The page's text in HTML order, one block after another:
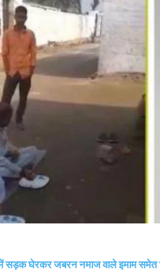
सड़क घेरकर जबरन नमाज वाले इमाम समेत